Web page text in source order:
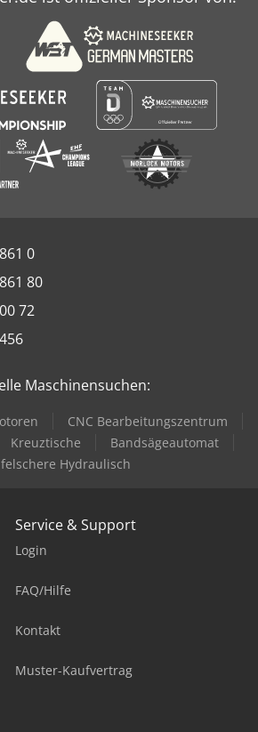
0
80
72
Maschinensuchen:
CNC Bearbeitungszentrum
Kreuztische
Bandsägeautomat
Hydraulisch
Service & Support
Login
FAQ/Hilfe
Kontakt
Muster-Kaufvertrag